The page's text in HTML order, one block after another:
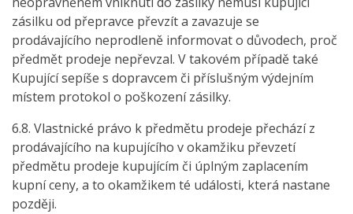
zásilku od přepravce převzít a zavazuje se
prodávajícího neprodleně informovat o důvodech, proč
předmět prodeje nepřevzal. V takovém případě také
Kupující sepíše s dopravcem či příslušným výdejním
místem protokol o poškození zásilky.
6.8. Vlastnické právo k předmětu prodeje přechází z
prodávajícího na kupujícího v okamžiku převzetí
předmětu prodeje kupujícím či úplným zaplacením
kupní ceny, a to okamžikem té události, která nastane
později.